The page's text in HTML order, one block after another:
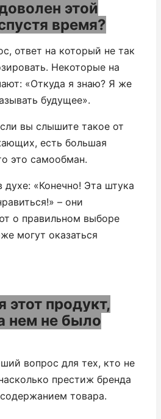
этой
время?
ответ на который не так
Некоторые на
«Откуда я знаю? Я же
будущее».
вы слышите такое от
есть большая
это самообман.
духе: «Конечно! Эта штука
– они
о правильном выборе
могут оказаться
этот продукт,
нем не было
вопрос для тех, кто не
престиж бренда
товара.